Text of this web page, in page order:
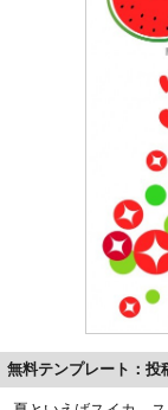
無料テンプレート：投